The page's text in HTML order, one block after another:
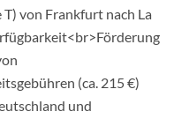
von Frankfurt nach La
(ca. 215 €)
und